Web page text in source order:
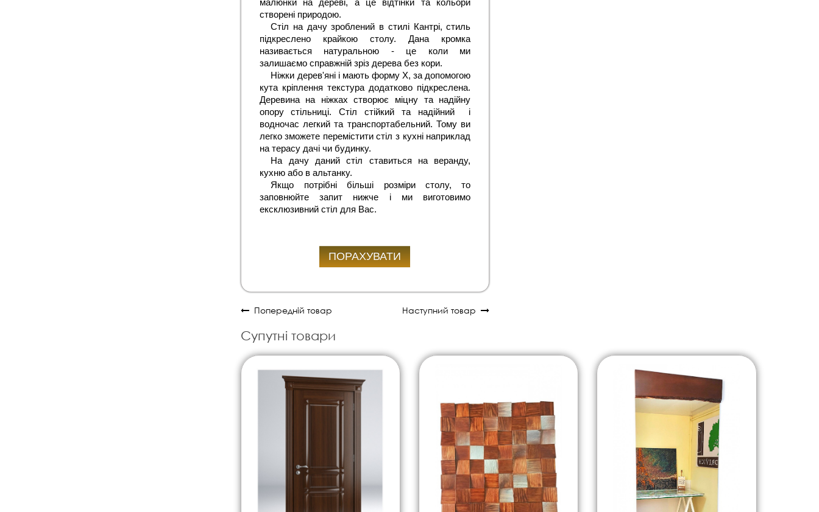
малюнки на дереві, а це відтінки та кольори
створені природою.
Стіл на дачу зроблений в стилі Кантрі, стиль
підкреслено крайкою столу. Дана кромка
називається натуральною - це коли ми
залишаємо справжній зріз дерева без кори.
Ніжки дерев'яні і мають форму Х, за допомогою
кута кріплення текстура додатково підкреслена.
Деревина на ніжках створює міцну та надійну
опору стільниці. Стіл стійкий та надійний  і
водночас легкий та транспортабельний. Тому ви
легко зможете перемістити стіл з кухні наприклад
на терасу дачі чи будинку.
На дачу даний стіл ставиться на веранду,
кухню або в альтанку.
Якщо потрібні більші розміри столу, то
заповнюйте запит нижче і ми виготовимо
ексклюзивний стіл для Вас.
ПОРАХУВАТИ
Попередній товар Наступний товар
Супутні товари